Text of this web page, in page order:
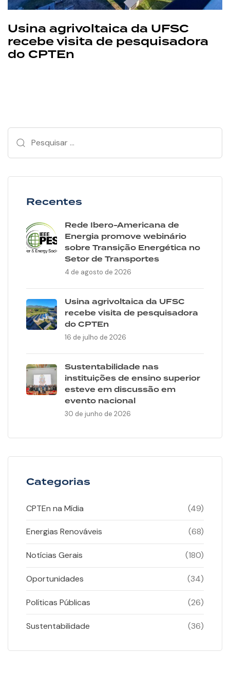
Usina agrivoltaica da UFSC
recebe visita de pesquisadora
do CPTEn
Recentes
Rede Ibero-Americana de
Energia promove webinário
sobre Transição Energética no
Setor de Transportes
4 de agosto de 2026
Usina agrivoltaica da UFSC
recebe visita de pesquisadora
do CPTEn
16 de julho de 2026
Sustentabilidade nas
instituições de ensino superior
esteve em discussão em
evento nacional
30 de junho de 2026
Categorias
CPTEn na Mídia (49)
Energias Renováveis (68)
Notícias Gerais (180)
Oportunidades (34)
Políticas Públicas (26)
Sustentabilidade (36)